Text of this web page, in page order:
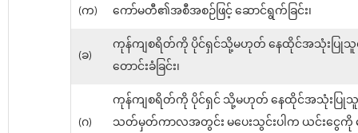
(က) ကော်မတီ၏အစီအစဉ်ဖြင့် ဆောင်ရွက်ခြင်း၊
(ခ)
ကုန်ကျစရိတ်ကို ပိုင်ရှင်သို့မဟုတ် နေထိုင်အသုံးပြု
တောင်းခံခြင်း၊
(ဂ)
ကုန်ကျစရိတ်ကို ပိုင်ရှင် သို့မဟုတ် နေထိုင်အသုံးပြု
သတ်မှတ်ကာလအတွင်း မပေးသွင်းပါက ယင်းငွေကို မ